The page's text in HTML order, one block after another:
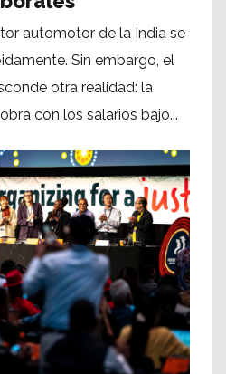
automotor de la India se
Sin embargo, el
otra realidad: la
con los salarios bajo...